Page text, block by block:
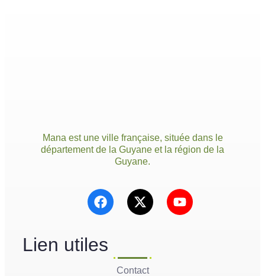
Mana est une ville française, située dans le
département de la Guyane et la région de la
Guyane.
Lien utiles
Contact